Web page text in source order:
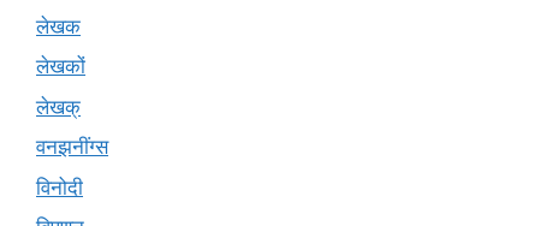
लेखक
लेखकों
लेखक्
वनझनींग्स
विनोदी